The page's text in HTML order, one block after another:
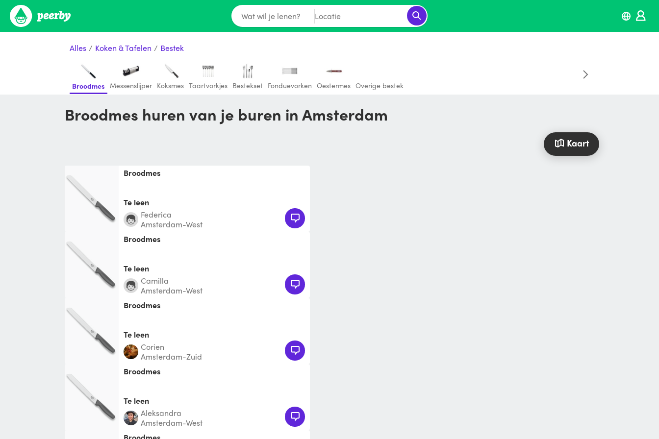
Wat wil je lenen? Locatie
Alles / Koken & Tafelen / Bestek
Broodmes Messenslijper Koksmes Taartvorkjes Bestekset Fonduevorken Oestermes Overige bestek
Broodmes huren van je buren in Amsterdam
Kaart
Broodmes
Te leen
Federica
Amsterdam-West
Broodmes
Te leen
Camilla
Amsterdam-West
Broodmes
Te leen
Corien
Amsterdam-Zuid
Broodmes
Te leen
Aleksandra
Amsterdam-West